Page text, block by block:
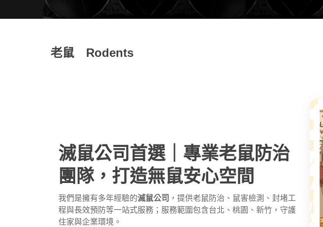
老鼠 Rodents
滅鼠公司首選｜專業老鼠防治
團隊，打造無鼠安心空間
我們是擁有多年經驗的滅鼠公司 ，提供老鼠防治 、鼠害檢測、封堵工
程與長效預防等一站式服務；服務範圍包含台北、桃園、新竹，守護
住家與企業環境。